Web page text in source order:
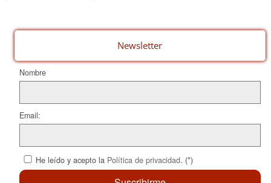
Newsletter
Nombre
Email:
He leído y acepto la Política de privacidad. (*)